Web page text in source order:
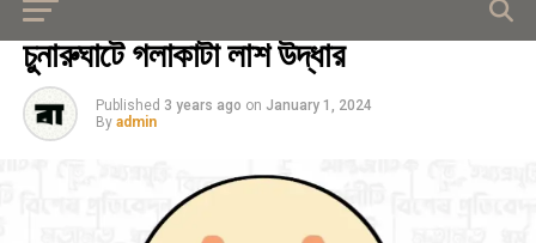
সারাদেশ
চুনারুঘাটে গলাকাটা লাশ উদ্ধার
Published 3 years ago on January 1, 2024
By admin